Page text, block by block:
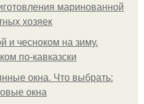
маринованной
хозяек
и чесноком на зиму.
по-кавказски
окна. Что выбрать:
окна